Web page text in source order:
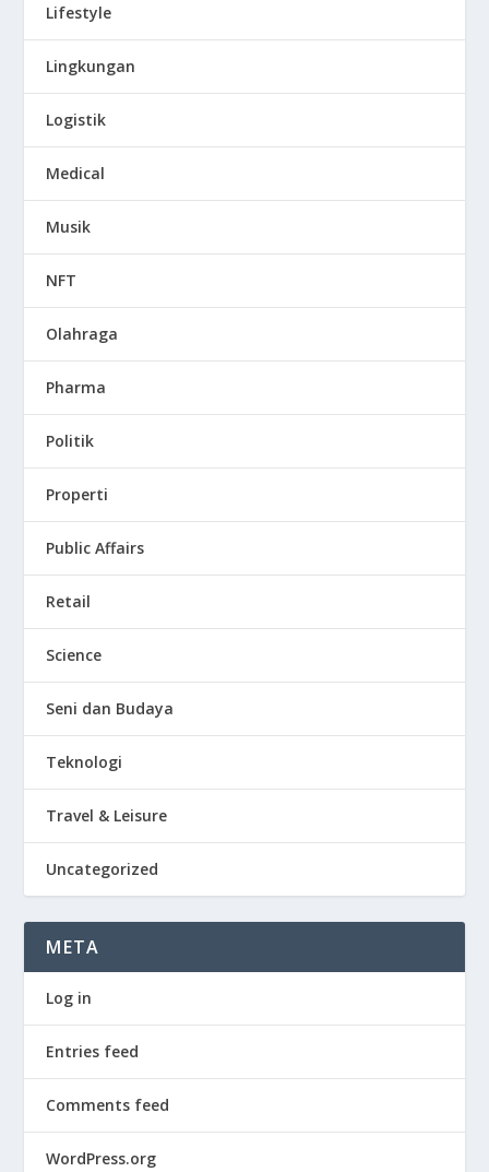
Lifestyle
Lingkungan
Logistik
Medical
Musik
NFT
Olahraga
Pharma
Politik
Properti
Public Affairs
Retail
Science
Seni dan Budaya
Teknologi
Travel & Leisure
Uncategorized
META
Log in
Entries feed
Comments feed
WordPress.org